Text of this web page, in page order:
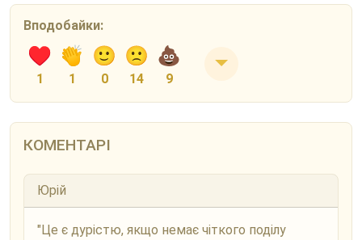
Вподобайки:
1 1 0 14 9
КОМЕНТАРІ
Юрій
"Це є дурістю, якщо немає чіткого поділу